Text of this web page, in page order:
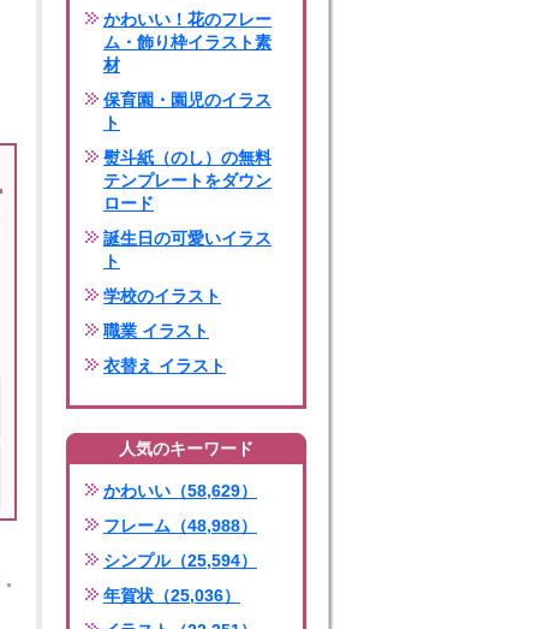
かわいい！花のフレー
ム・飾り枠イラスト素
材
保育園・園児のイラス
ト
熨斗紙（のし）の無料
テンプレートをダウン
ロード
誕生日の可愛いイラス
ト
学校のイラスト
職業 イラスト
衣替え イラスト
人気のキーワード
かわいい（58,629）
フレーム（48,988）
シンプル（25,594）
年賀状（25,036）